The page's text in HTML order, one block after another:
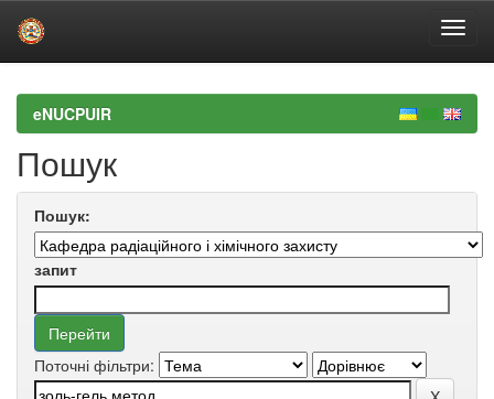
navigationeNUCPUIR
Пошук
Пошук:
запит
Поточні фільтри: